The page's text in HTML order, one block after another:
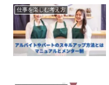
仕事を楽しむ考え方